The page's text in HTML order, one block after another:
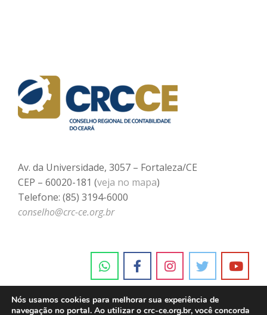
Av. da Universidade, 3057 – Fortaleza/CE
CEP – 60020-181 (veja no mapa)
Telefone: (85) 3194-6000
conselho@crc-ce.org.br
Nós usamos cookies para melhorar sua experiência de
navegação no portal. Ao utilizar o crc-ce.org.br, você concorda